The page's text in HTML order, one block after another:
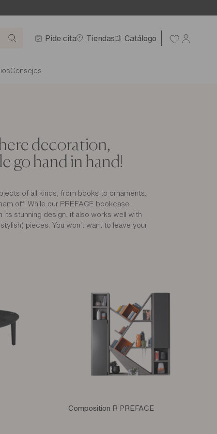
Pide cita Tiendas Catálogo
Consejos
decoration,
go hand in hand!
of all kinds, from books to ornaments.
off! While our PREFACE bookcase
stunning design, it also works well with
pieces. You won't want to leave your
Composition R PREFACE